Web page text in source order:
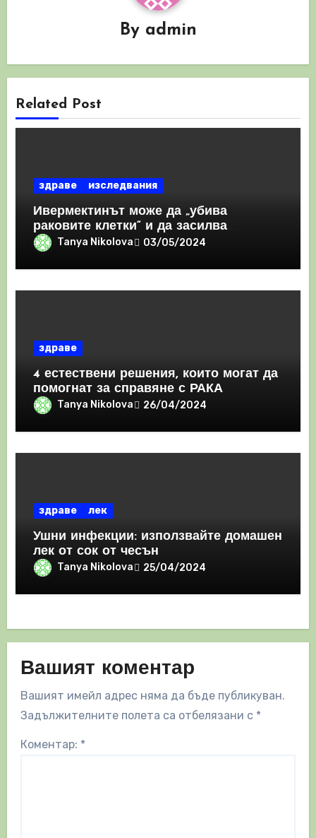
By admin
Related Post
здраве изследвания
Ивермектинът може да „убива
раковите клетки“ и да засилва
имунния отговор
Tanya Nikolova 03/05/2024
здраве
4 естествени решения, които могат да
помогнат за справяне с РАКА
Tanya Nikolova 26/04/2024
здраве лек
Ушни инфекции: използвайте домашен
лек от сок от чесън
Tanya Nikolova 25/04/2024
Вашият коментар
Вашият имейл адрес няма да бъде публикуван.
Задължителните полета са отбелязани с *
Коментар: *